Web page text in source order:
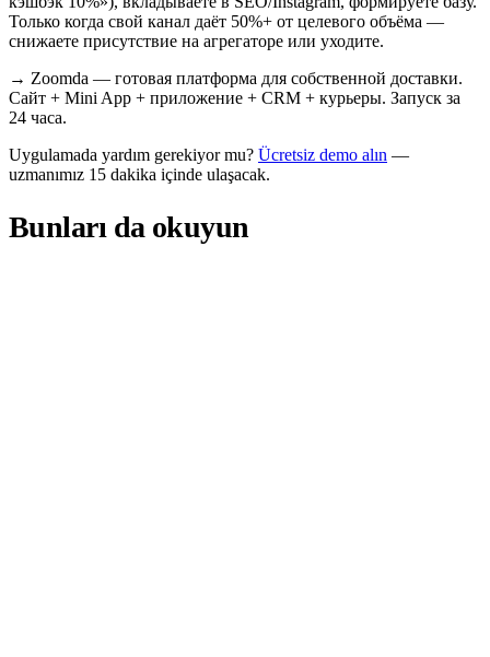
Только когда свой канал даёт 50%+ от целевого объёма —
снижаете присутствие на агрегаторе или уходите.
→ Zoomda — готовая платформа для собственной доставки.
Сайт + Mini App + приложение + CRM + курьеры. Запуск за
24 часа.
Uygulamada yardım gerekiyor mu? Ücretsiz demo alın —
uzmanımız 15 dakika içinde ulaşacak.
Bunları da okuyun